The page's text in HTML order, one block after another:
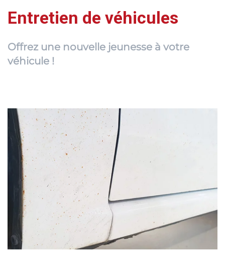
Entretien de véhicules
Offrez une nouvelle jeunesse à votre
véhicule !